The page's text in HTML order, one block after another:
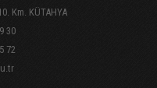
Km. KÜTAHYA
30
72